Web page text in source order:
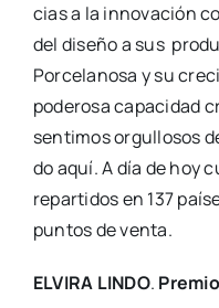
cias a la inno­va­ción
del dise­ño a sus
Por­ce­la­no­sa y su
pode­ro­sa capa­ci­dad
sen­ti­mos orgu­llo­sos
do aquí. A día de hoy
repar­ti­dos en 137
pun­tos de ven­ta.
ELVIRA LINDO.